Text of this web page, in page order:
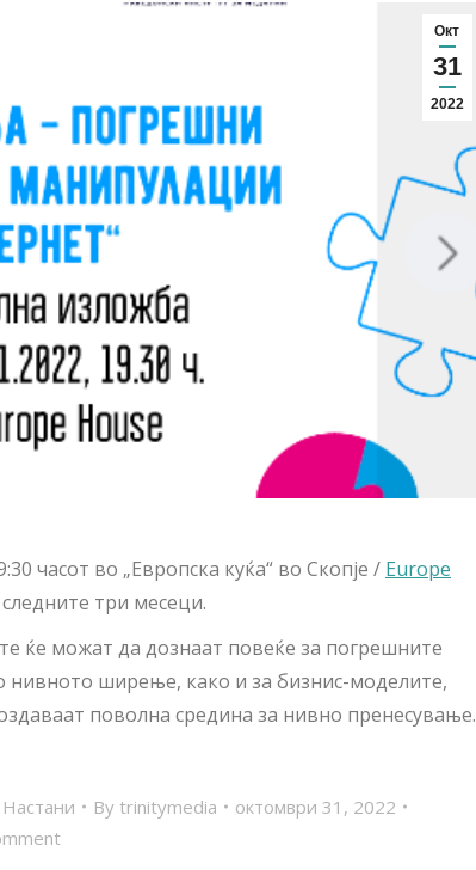
Окт
31
2022
часот во „Европска куќа“ во Скопје / Europe
три месеци.
ќе можат да дознаат повеќе за погрешните
нивното ширење, како и за бизнис-моделите,
поволна средина за нивно пренесување.
Настани By trinitymedia
октомври 31, 2022